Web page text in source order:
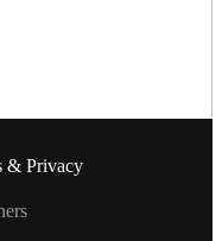
& Privacy